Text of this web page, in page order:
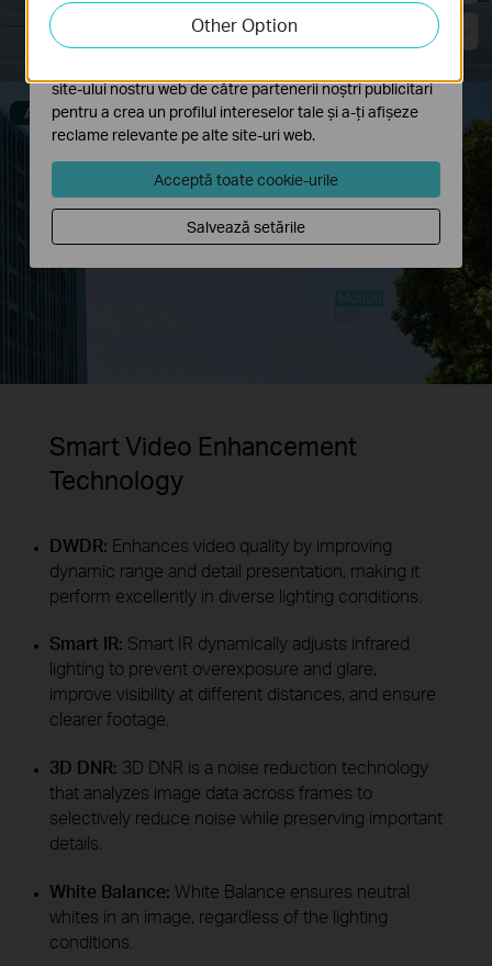
Alarm Filtered
Smart Video Enhancement
Technology
DWDR: Enhances video quality by improving
dynamic range and detail presentation, making it
perform excellently in diverse lighting conditions.
Smart IR: Smart IR dynamically adjusts infrared
lighting to prevent overexposure and glare,
improve visibility at different distances, and ensure
clearer footage.
3D DNR: 3D DNR is a noise reduction technology
that analyzes image data across frames to
selectively reduce noise while preserving important
details.
White Balance: White Balance ensures neutral
whites in an image, regardless of the lighting
conditions.
Other Option
tale de pe site-ul nostru web a îmbunătăți și ajusta
funcționalitatea site-ului.
site-ului nostru web de către partenerii noștri publicitari
pentru a crea un profilul intereselor tale și a-ți afișeze
reclame relevante pe alte site-uri web.
Acceptă toate cookie-urile
Salvează setările